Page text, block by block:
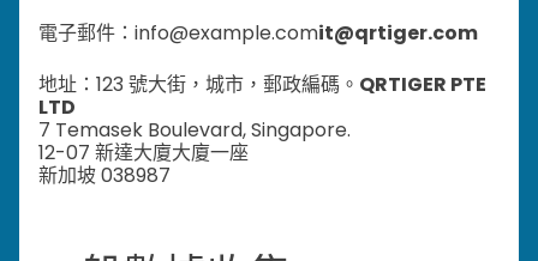
電子郵件：info@example.comit@qrtiger.com
地址：123 號大街，城市，郵政編碼。 QRTIGER PTE
LTD
7 Temasek Boulevard, Singapore.
12-07 新達大廈大廈一座
新加坡 038987